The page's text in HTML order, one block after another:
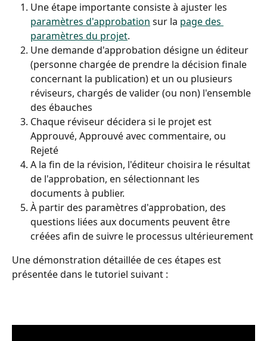
Une étape importante consiste à ajuster les
paramètres d'approbation sur la page des
paramètres du projet.
Une demande d'approbation désigne un éditeur
(personne chargée de prendre la décision finale
concernant la publication) et un ou plusieurs
réviseurs, chargés de valider (ou non) l'ensemble
des ébauches
Chaque réviseur décidera si le projet est
Approuvé, Approuvé avec commentaire, ou
Rejeté
A la fin de la révision, l'éditeur choisira le résultat
de l'approbation, en sélectionnant les
documents à publier.
À partir des paramètres d'approbation, des
questions liées aux documents peuvent être
créées afin de suivre le processus ultérieurement
Une démonstration détaillée de ces étapes est
présentée dans le tutoriel suivant :